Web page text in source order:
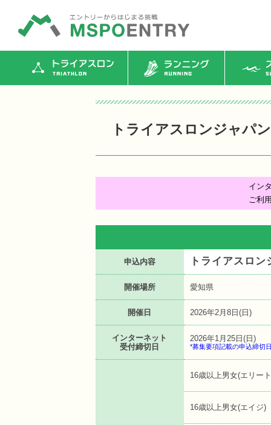
トライアスロン ランニング ス
トライアスロンジャパ
イン
ご利
申込内容 トライアスロ
開催場所 愛知県
開催日 2026年2月8日(日)
インターネット
受付締切日
2026年1月25日(日)
*募集要項記載の申込締切
16歳以上男女(エリー
16歳以上男女(エイジ)